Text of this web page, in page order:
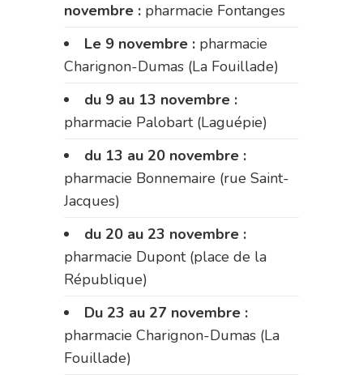
novembre : pharmacie Fontanges
Le 9 novembre : pharmacie
Charignon-Dumas (La Fouillade)
du 9 au 13 novembre :
pharmacie Palobart (Laguépie)
du 13 au 20 novembre :
pharmacie Bonnemaire (rue Saint-
Jacques)
du 20 au 23 novembre :
pharmacie Dupont (place de la
République)
Du 23 au 27 novembre :
pharmacie Charignon-Dumas (La
Fouillade)